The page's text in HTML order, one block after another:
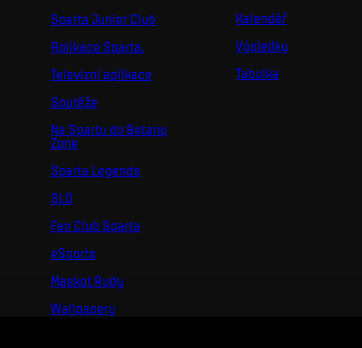
Sparta Junior Club
Aplikace Sparta.
Televizní aplikace
Soutěže
Na Spartu do Betano
Zone
Sparta Legends
SLO
Fan Club Sparta
eSports
Maskot Rudy
Wallpapery
Kalendář
Výsledky
Tabulka